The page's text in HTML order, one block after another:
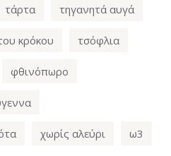
τάρτα τηγανητά αυγά
κρόκου τσόφλια
φθινόπωρο
χωρίς αλεύρι ω3